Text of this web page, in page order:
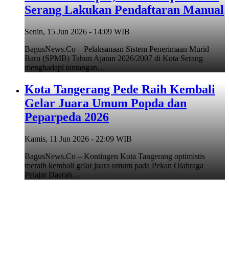
Serang Lakukan Pendaftaran Manual
Senin, 15 Jun 2026 - 14:09 WIB
BagusNews.Co – Pelaksanaan Sistem Penerimaan Murid
Baru (SPMB) Tahun Ajaran 2026/2007 di Kota Serang
menghadapi tantangan…
Kota Tangerang Pede Raih Kembali
Gelar Juara Umum Popda dan
Peparpeda 2026
Kamis, 11 Jun 2026 - 22:09 WIB
BagusNews.Co – Kontingen Kota Tangerang optimistis
meraih kembali gelar juara umum pada Pekan Olahraga
Pelajar Daerah…